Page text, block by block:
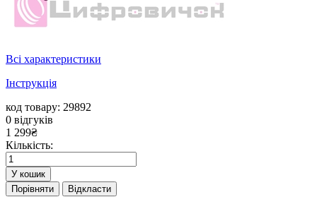
Всі характеристики
Інструкція
код товару: 29892
0 відгуків
1 299₴
Кількість:
У кошик
Порівняти
Відкласти